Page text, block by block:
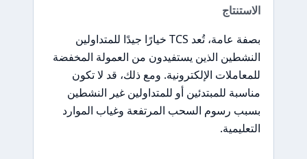
الاستنتاج
بصفة عامة، تُعد TCS خيارًا جيدًا للمتداولين
النشطين الذين يستفيدون من العمولة المخفضة
للمعاملات الإلكترونية. ومع ذلك، قد لا تكون
مناسبة للمبتدئين أو للمتداولين غير النشطين
بسبب رسوم السحب المرتفعة وغياب الموارد
التعليمية.